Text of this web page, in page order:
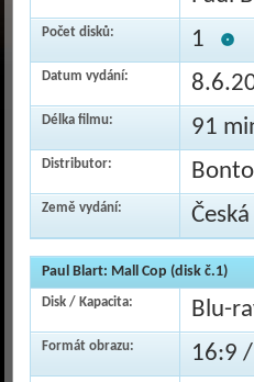
Počet disků: 1
Datum vydání:
Délka filmu: 91
Distributor:
Země vydání:
Paul Blart: Mall Cop (disk č.1)
Disk / Kapacita: Blu-
Formát obrazu: 16:9